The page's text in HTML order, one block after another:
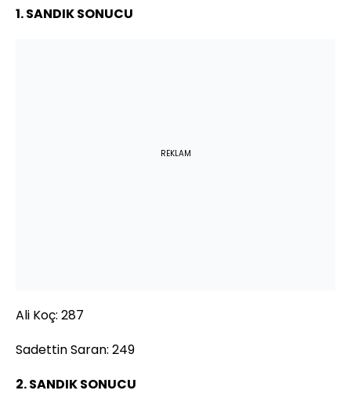
1. SANDIK SONUCU
REKLAM
Ali Koç: 287
Sadettin Saran: 249
2. SANDIK SONUCU